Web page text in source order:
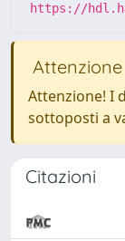
https://
Attenzione
Attenzione! I
sottoposti a
Citazioni